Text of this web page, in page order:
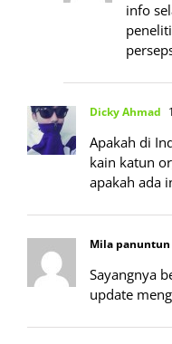
info
Dicky Ahmad
Apakah di
kain katun
apakah ada
Mila panuntun
Sayangnya
update